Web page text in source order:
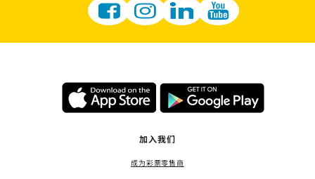
加入我们
成为彩票零售商